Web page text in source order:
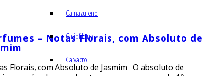
Camazuleno
Cariofileno
Carvacrol
– Notas Florais, com Absoluto de
Florais, com Absoluto de Jasmim O absoluto de